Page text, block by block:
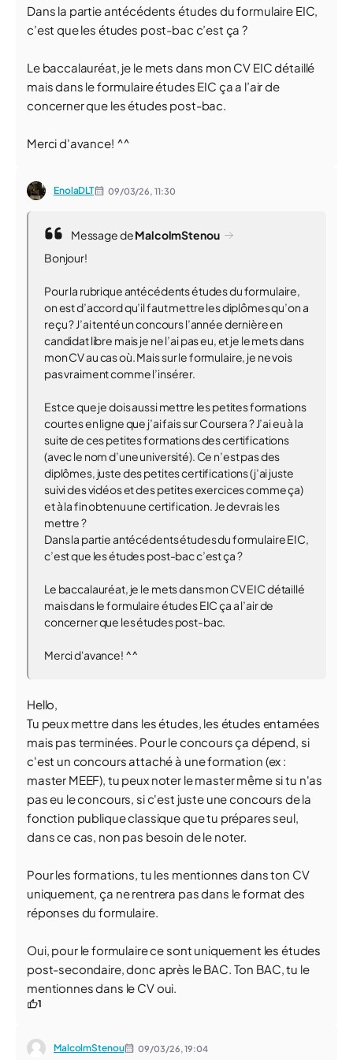
Dans la partie antécédents études du formulaire EIC,
c’est que les études post-bac c’est ça ?
Le baccalauréat, je le mets dans mon CV EIC détaillé
mais dans le formulaire études EIC ça a l’air de
concerner que les études post-bac.
Merci d'avance! ^^
EnolaDLT 09/03/26, 11:30
Message deMalcolmStenou
Bonjour!
Pour la rubrique antécédents études du formulaire,
on est d’accord qu’il faut mettre les diplômes qu’on a
reçu ? J’ai tenté un concours l’année dernière en
candidat libre mais je ne l’ai pas eu, et je le mets dans
mon CV au cas où. Mais sur le formulaire, je ne vois
pas vraiment comme l’insérer.
Est ce que je dois aussi mettre les petites formations
courtes en ligne que j’ai fais sur Coursera ? J’ai eu à la
suite de ces petites formations des certifications
(avec le nom d’une université). Ce n’est pas des
diplômes, juste des petites certifications (j’ai juste
suivi des vidéos et des petites exercices comme ça)
et à la fin obtenu une certification. Je devrais les
mettre ?
Dans la partie antécédents études du formulaire EIC,
c’est que les études post-bac c’est ça ?
Le baccalauréat, je le mets dans mon CV EIC détaillé
mais dans le formulaire études EIC ça a l’air de
concerner que les études post-bac.
Merci d'avance! ^^
Hello,
Tu peux mettre dans les études, les études entamées
mais pas terminées. Pour le concours ça dépend, si
c'est un concours attaché à une formation (ex :
master MEEF), tu peux noter le master même si tu n'as
pas eu le concours, si c'est juste une concours de la
fonction publique classique que tu prépares seul,
dans ce cas, non pas besoin de le noter.
Pour les formations, tu les mentionnes dans ton CV
uniquement, ça ne rentrera pas dans le format des
réponses du formulaire.
Oui, pour le formulaire ce sont uniquement les études
post-secondaire, donc après le BAC. Ton BAC, tu le
mentionnes dans le CV oui.
1
MalcolmStenou 09/03/26,19:04